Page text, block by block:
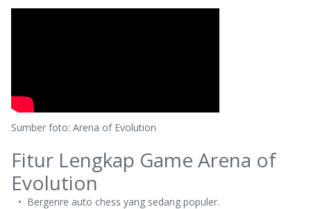
Sumber foto: Arena of Evolution
Fitur Lengkap Game Arena of
Evolution
Bergenre auto chess yang sedang populer.